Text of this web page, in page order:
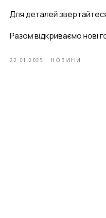
Для деталей
Разом відкриваємо нові
22.01.2025 НОВИНИ